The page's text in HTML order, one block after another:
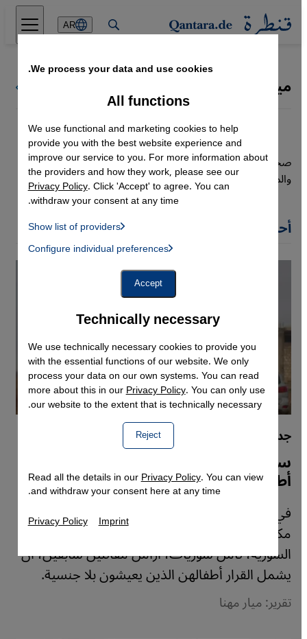
Direkt zum Inhalt springen
AR
ميار مهنا
صحفية سورية مستقلة. خريجة كلية الإعلام من جامعة دمشق
والمعهد العالي للسينما قسم السيناريو والنقد السينمائي.
أحدث مقالات ميار مهنا
جدل المقاتلين الأجانب في سوريا
سوريات يحدوهن الأمل في تجنيس
أطفالهن
في الوقت الذي تسعى الحكومة السورية الجديدة
مكافأة آلاف المقاتلين الأجانب بمنحهم الجنسية
السورية، تأمل سوريات، أرامل مقاتلين سابقين، أن
يشمل القرار أطفالهن الذين يعيشون بلا جنسية.
تقرير: ميار مهنا
We process your data and use cookies.
Technically necessary
We use technically necessary cookies to provide you
with the essential functions of our website. We only
process your data on our own systems. You can read
more about this in ourPrivacy Policy. You can only use
our website to the extent that is technically necessary.
Reject
All functions
We use functional and marketing cookies to help
provide you with the best website experience and
improve our service to you. For more information about
the providers and how they work, please see our
Privacy Policy. Click 'Accept' to agree. You can
withdraw your consent at any time.
Show list of providers
Instagram Embed, Twitter Embed, Youtube Embed
Facebook Embed / Facebook Connect
Google Maps Embed
Configure individual preferences
Accept
Read all the details in ourPrivacy Policy. You can view
and withdraw your consent here at any time.
Privacy Policy Imprint